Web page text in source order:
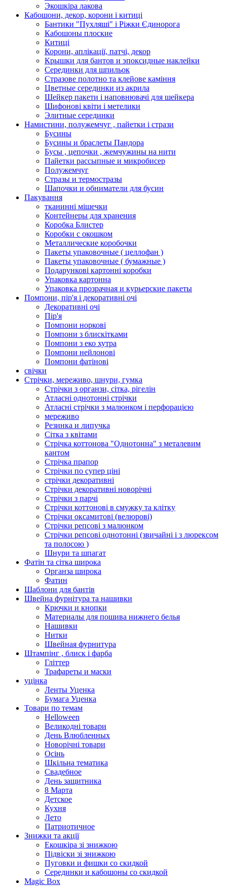
Экошкiра лакова
Кабошони, декор, корони і китиці
Бантики "Пухляші" і Ріжки Єдинорога
Кабошоны плоские
Китиці
Корони, аплікації, патчі, декор
Крышки для бантов и эпоксидные наклейки
Серединки для шпильок
Стразове полотно та клейове каміння
Цветные серединки из акрила
Шейкер пакети і наповнювачі для шейкера
Шифонові квіти і метелики
Элитные серединки
Намистини, полужемчуг , пайетки і стрази
Бусины
Бусины и браслеты Пандора
Бусы , цепочки , жемчужины на нити
Пайетки рассыпные и микробисер
Полужемчуг
Стразы и термостразы
Шапочки и обниматели для бусин
Пакування
тканинні мішечки
Контейнеры для хранения
Коробка Блистер
Коробки с окошком
Металлические коробочки
Пакеты упаковочные ( целлофан )
Пакеты упаковочные ( бумажные )
Подарункові картонні коробки
Упаковка картонна
Упаковка прозрачная и курьерские пакеты
Помпони, пір'я і декоративні очі
Декоративні очі
Пір'я
Помпони норкові
Помпони з блискітками
Помпони з еко хутра
Помпони нейлонові
Помпони фатінові
свічки
Стрічки, мереживо, шнури, гумка
Стрічки з органзи, сітка, рігелін
Атласні однотонні стрічки
Атласні стрічки з малюнком і перфорацією
мереживо
Резинка и липучка
Сітка з квітами
Стрічка коттонова "Однотонна" з металевим
кантом
Стрічка прапор
Стрічки по супер ціні
стрічки декоративні
Стрічки декоративні новорічні
Стрічки з парчі
Стрічки коттонові в смужку та клітку
Стрічки оксамитові (велюрові)
Стрічки репсові з малюнком
Стрічки репсові однотонні (звичайні і з люрексом
та полосою )
Шнури та шпагат
Фатін та сітка широка
Органза широка
Фатин
Шаблони для бантів
Швейна фурнітура та нашивки
Крючки и кнопки
Материалы для пошива нижнего белья
Нашивки
Нитки
Швейная фурнитура
Штампінг , блиск і фарба
Гліттер
Трафареты и маски
уцінка
Ленты Уценка
Бумага Уценка
Товари по темам
Helloween
Великодні товари
День Влюбленных
Новорічні товари
Осінь
Шкільна тематика
Свадебное
День защитника
8 Марта
Детское
Кухня
Лето
Патриотичное
Знижки та акції
Екошкіра зі знижкою
Підвіски зі знижкою
Пуговки и фишки со скидкой
Серединки и кабошоны со скидкой
Magic Box